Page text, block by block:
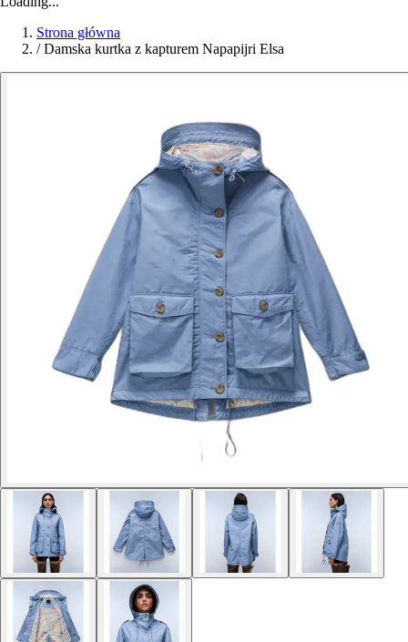
Strona główna
/ Damska kurtka z kapturem Napapijri Elsa